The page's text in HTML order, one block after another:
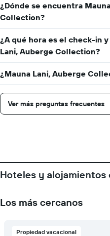
la
estadía
El
gráfico
muestra
1
eje
Y
que
indica
el
¿Dónde se encuentra
Collection?
¿A qué hora es el check-in
Lani, Auberge Collection?
¿Mauna Lani, Auberge
Ver más preguntas frecuentes
Hoteles y alojamientos
Los más cercanos
Propiedad vacacional